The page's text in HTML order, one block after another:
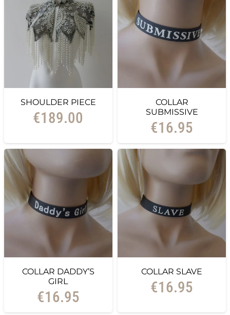
SHOULDER PIECE
€189.00
COLLAR
SUBMISSIVE
€16.95
COLLAR DADDY’S
GIRL
€16.95
COLLAR SLAVE
€16.95